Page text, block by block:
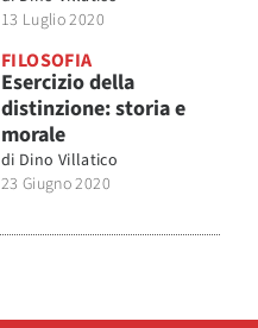
13 Luglio 2020
FILOSOFIA
Esercizio della
distinzione: storia e
morale
di Dino Villatico
23 Giugno 2020